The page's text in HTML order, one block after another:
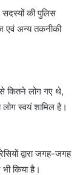
सदस्यों की पुलिस
एवं अन्य तकनीकी
से कितने लोग गए थे,
स्वयं शामिल है।
द्वारा जगह-जगह
किया है।